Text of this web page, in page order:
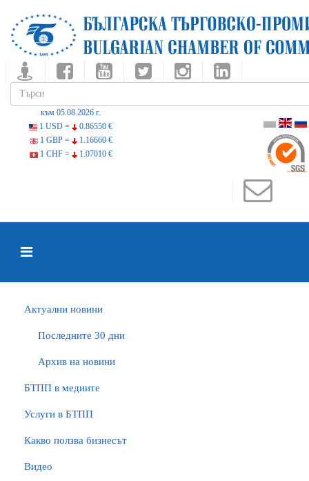
към 05.08.2026 г.
1 USD =
0.86550 €
1 GBP =
1.16660 €
1 CHF =
1.07010 €
Актуални новини
Последните 30 дни
Архив на новини
БTПП в медиите
Услуги в БТПП
Какво ползва бизнесът
Видео